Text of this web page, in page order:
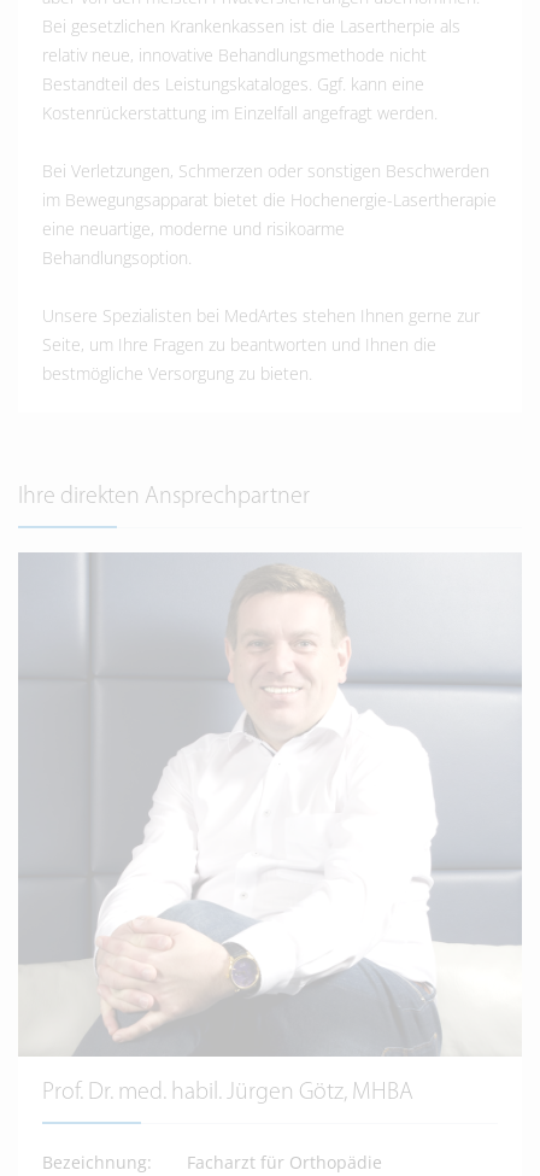
Bei gesetzlichen Krankenkassen ist die Lasertherpie als
relativ neue, innovative Behandlungsmethode nicht
Bestandteil des Leistungskataloges. Ggf. kann eine
Kostenrückerstattung im Einzelfall angefragt werden.
Bei Verletzungen, Schmerzen oder sonstigen Beschwerden
im Bewegungsapparat bietet die Hochenergie-Lasertherapie
eine neuartige, moderne und risikoarme
Behandlungsoption.
Unsere Spezialisten bei MedArtes stehen Ihnen gerne zur
Seite, um Ihre Fragen zu beantworten und Ihnen die
bestmögliche Versorgung zu bieten.
Ihre direkten Ansprechpartner
Prof. Dr. med. habil. Jürgen Götz, MHBA
Bezeichnung:
Facharzt für Orthopädie